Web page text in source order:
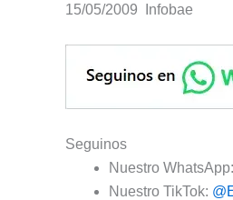
15/05/2009 Infobae
Seguinos
Nuestro WhatsApp:
Nuestro TikTok: